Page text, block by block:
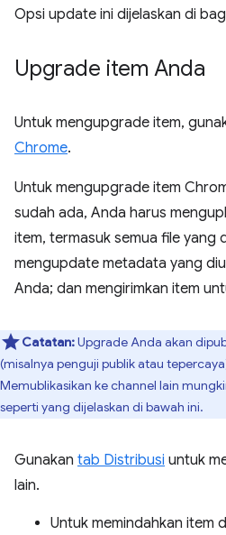
Opsi update ini dijelaskan di
Upgrade item Anda
Untuk mengupgrade item,
Chrome.
Untuk mengupgrade item
sudah ada, Anda harus
item, termasuk semua file yang
mengupdate metadata yang
Anda; dan mengirimkan item
Catatan:Upgrade Anda akan
(misalnya penguji publik atau
Memublikasikan ke channel lain
seperti yang dijelaskan di bawah ini.
Gunakan tab Distribusi untuk
lain.
Untuk memindahkan item